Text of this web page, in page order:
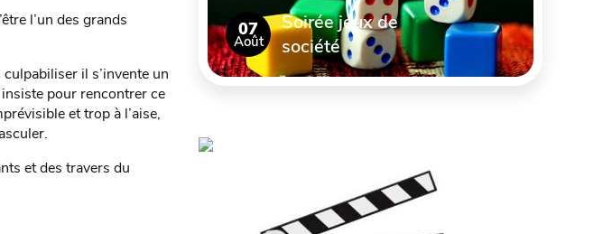
l’un des grands
il s’invente un
pour rencontrer ce
et trop à l’aise,
et des travers du
07
Août
Soirée jeux de
société